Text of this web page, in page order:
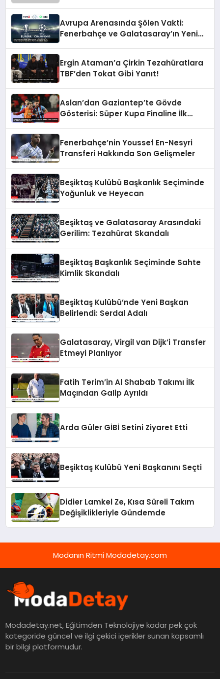
Avrupa Arenasında Şölen Vakti:
Fenerbahçe ve Galatasaray’ın Yeni
Ergin Ataman’a Çirkin Tezahüratlara
TBF’den Tokat Gibi Yanıt!
Aslan’dan Gaziantep’te Gövde
Gösterisi: Süper Kupa Finaline İlk
Fenerbahçe’nin Youssef En-Nesyri
Transferi Hakkında Son Gelişmeler
Beşiktaş Kulübü Başkanlık Seçiminde
Yoğunluk ve Heyecan
Beşiktaş ve Galatasaray Arasındaki
Gerilim: Tezahürat Skandalı
Beşiktaş Başkanlık Seçiminde Sahte
Kimlik Skandalı
Beşiktaş Kulübü’nde Yeni Başkan
Belirlendi: Serdal Adalı
Galatasaray, Virgil van Dijk’i Transfer
Etmeyi Planlıyor
Fatih Terim’in Al Shabab Takımı İlk
Maçından Galip Ayrıldı
Arda Güler GİBİ Setini Ziyaret Etti
Beşiktaş Kulübü Yeni Başkanını Seçti
Didier Lamkel Ze, Kısa Süreli Takım
Değişiklikleriyle Gündemde
Modanın Ritmi Modadetay.com
Modadetay.net, Eğitimden Teknolojiye kadar pek çok
kategoride güncel ve ilgi çekici içerikler sunan kapsamlı
bir bilgi platformudur.